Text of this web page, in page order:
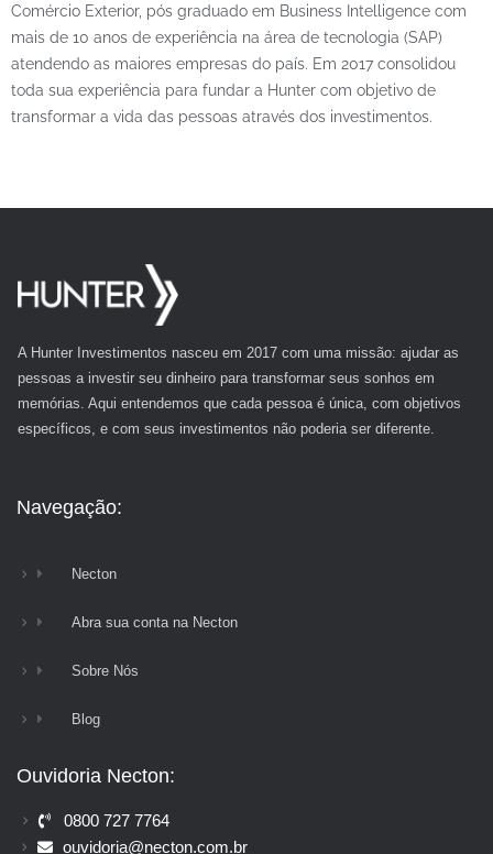
Comércio Exterior, pós graduado em Business Intelligence com
mais de 10 anos de experiência na área de tecnologia (SAP)
atendendo as maiores empresas do país. Em 2017 consolidou
toda sua experiência para fundar a Hunter com objetivo de
transformar a vida das pessoas através dos investimentos.
A Hunter Investimentos nasceu em 2017 com uma missão: ajudar as
pessoas a investir seu dinheiro para transformar seus sonhos em
memórias. Aqui entendemos que cada pessoa é única, com objetivos
específicos, e com seus investimentos não poderia ser diferente.
Navegação:
Necton
Abra sua conta na Necton
Sobre Nós
Blog
Ouvidoria Necton:
0800 727 7764
ouvidoria@necton.com.br